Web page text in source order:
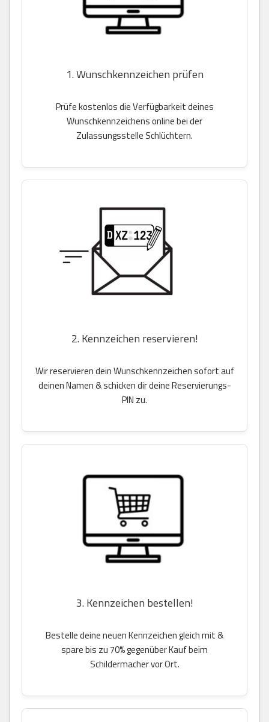
1. Wunschkennzeichen prüfen
Prüfe kostenlos die Verfügbarkeit deines
Wunschkennzeichens online bei der
Zulassungsstelle Schlüchtern.
2. Kennzeichen reservieren!
Wir reservieren dein Wunschkennzeichen sofort auf
deinen Namen & schicken dir deine Reservierungs-
PIN zu.
3. Kennzeichen bestellen!
Bestelle deine neuen Kennzeichen gleich mit &
spare bis zu 70% gegenüber Kauf beim
Schildermacher vor Ort.